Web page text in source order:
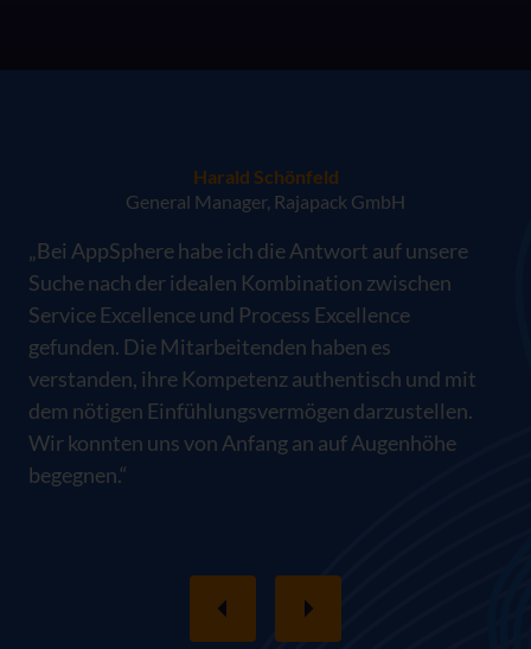
Harald Schönfeld
General Manager, Rajapack GmbH
„Bei AppSphere habe ich die Antwort auf unsere
Suche nach der idealen Kombination zwischen
Service Excellence und Process Excellence
gefunden. Die Mitarbeitenden haben es
verstanden, ihre Kompetenz authentisch und mit
dem nötigen Einfühlungsvermögen darzustellen.
Wir konnten uns von Anfang an auf Augenhöhe
begegnen.“